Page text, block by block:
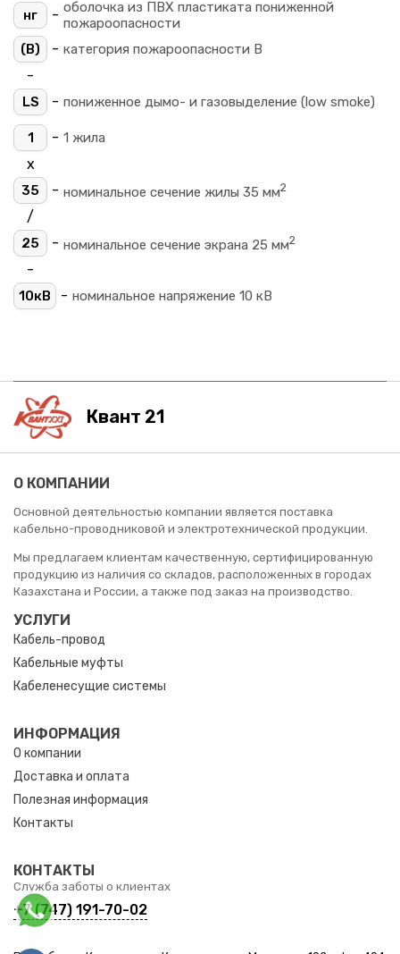
нг
- оболочка из ПВХ пластиката пониженной
пожароопасности
(B)
- категория пожароопасности B
-
LS - пониженное дымо- и газовыделение (low smoke)
1 - 1 жила
х
35 - номинальное сечение жилы 35 мм2
/
25 - номинальное сечение экрана 25 мм2
-
10кВ - номинальное напряжение 10 кВ
Квант 21
О КОМПАНИИ
Основной деятельностью компании является поставка
кабельно-проводниковой и электротехнической продукции.
Мы предлагаем клиентам качественную, сертифицированную
продукцию из наличия со складов, расположенных в городах
Казахстана и России, а также под заказ на производство.
УСЛУГИ
Кабель-провод
Кабельные муфты
Кабеленесущие системы
ИНФОРМАЦИЯ
О компании
Доставка и оплата
Полезная информация
Контакты
КОНТАКТЫ
Служба заботы о клиентах
+7 (747) 191-70-02